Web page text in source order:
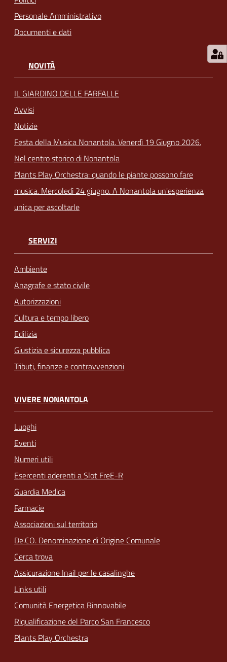
Personale Amministrativo
Documenti e dati
NOVITÀ
IL GIARDINO DELLE FARFALLE
Avvisi
Notizie
Festa della Musica Nonantola. Venerdì 19 Giugno 2026.
Nel centro storico di Nonantola
Plants Play Orchestra: quando le piante possono fare
musica. Mercoledì 24 giugno. A Nonantola un'esperienza
unica per ascoltarle
SERVIZI
Ambiente
Anagrafe e stato civile
Autorizzazioni
Cultura e tempo libero
Edilizia
Giustizia e sicurezza pubblica
Tributi, finanze e contravvenzioni
VIVERE NONANTOLA
Luoghi
Eventi
Numeri utili
Esercenti aderenti a Slot FreE-R
Guardia Medica
Farmacie
Associazioni sul territorio
De.CO. Denominazione di Origine Comunale
Cerca trova
Assicurazione Inail per le casalinghe
Links utili
Comunità Energetica Rinnovabile
Riqualificazione del Parco San Francesco
Plants Play Orchestra